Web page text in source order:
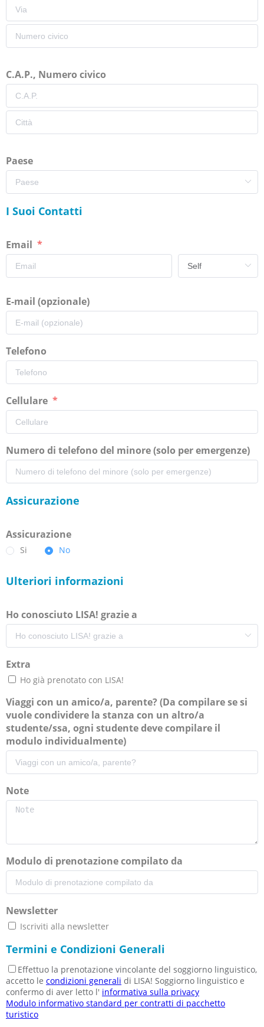
C.A.P., Numero civico
Paese
I Suoi Contatti
Email
E-mail (opzionale)
Telefono
Cellulare
Numero di telefono del minore (solo per emergenze)
Assicurazione
Assicurazione
Si No
Ulteriori informazioni
Ho conosciuto LISA! grazie a
Extra
Ho già prenotato con LISA!
Viaggi con un amico/a, parente? (Da compilare se si
vuole condividere la stanza con un altro/a
studente/ssa, ogni studente deve compilare il
modulo individualmente)
Note
Modulo di prenotazione compilato da
Newsletter
Iscriviti alla newsletter
Termini e Condizioni Generali
Effettuo la prenotazione vincolante del soggiorno linguistico,
accetto le condizioni generali di LISA! Soggiorno linguistico e
confermo di aver letto l' informativa sulla privacy
Modulo informativo standard per contratti di pacchetto
turistico